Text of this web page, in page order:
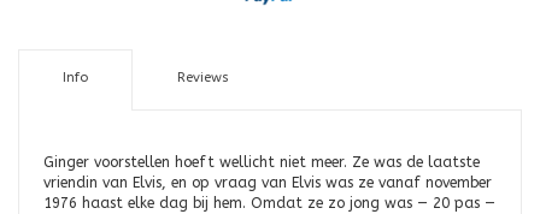
Info Reviews
Ginger voorstellen hoeft wellicht niet meer. Ze was de laatste
vriendin van Elvis, en op vraag van Elvis was ze vanaf november
1976 haast elke dag bij hem. Omdat ze zo jong was — 20 pas —